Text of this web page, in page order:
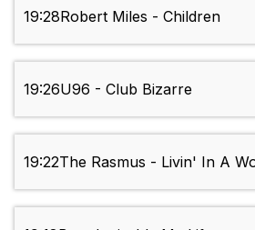
19:28Robert Miles - Children
19:26U96 - Club Bizarre
19:22The Rasmus - Livin' In A